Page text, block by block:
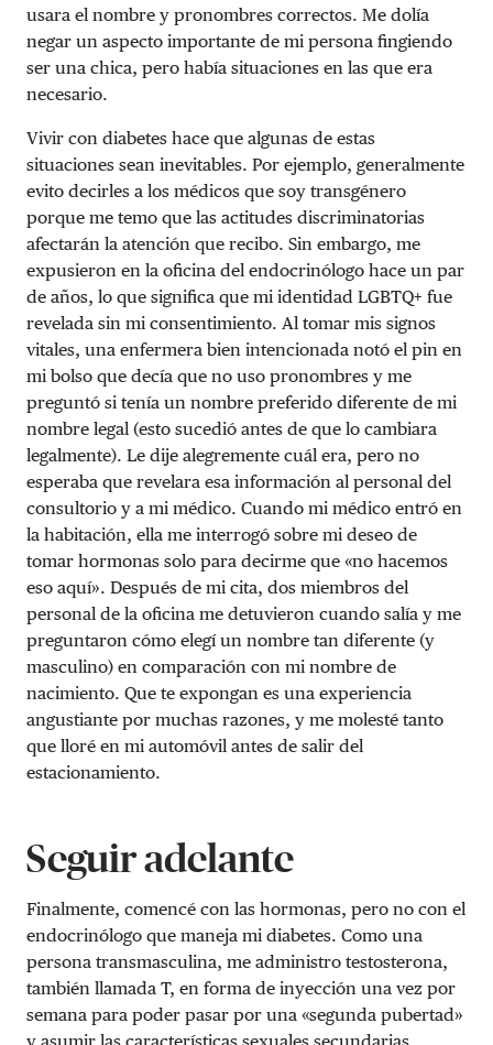
usara el nombre y pronombres correctos. Me dolía
negar un aspecto importante de mi persona fingiendo
ser una chica, pero había situaciones en las que era
necesario.
Vivir con diabetes hace que algunas de estas
situaciones sean inevitables. Por ejemplo, generalmente
evito decirles a los médicos que soy transgénero
porque me temo que las actitudes discriminatorias
afectarán la atención que recibo. Sin embargo, me
expusieron en la oficina del endocrinólogo hace un par
de años, lo que significa que mi identidad LGBTQ+ fue
revelada sin mi consentimiento. Al tomar mis signos
vitales, una enfermera bien intencionada notó el pin en
mi bolso que decía que no uso pronombres y me
preguntó si tenía un nombre preferido diferente de mi
nombre legal (esto sucedió antes de que lo cambiara
legalmente). Le dije alegremente cuál era, pero no
esperaba que revelara esa información al personal del
consultorio y a mi médico. Cuando mi médico entró en
la habitación, ella me interrogó sobre mi deseo de
tomar hormonas solo para decirme que «no hacemos
eso aquí». Después de mi cita, dos miembros del
personal de la oficina me detuvieron cuando salía y me
preguntaron cómo elegí un nombre tan diferente (y
masculino) en comparación con mi nombre de
nacimiento. Que te expongan es una experiencia
angustiante por muchas razones, y me molesté tanto
que lloré en mi automóvil antes de salir del
estacionamiento.
Seguir adelante
Finalmente, comencé con las hormonas, pero no con el
endocrinólogo que maneja mi diabetes. Como una
persona transmasculina, me administro testosterona,
también llamada T, en forma de inyección una vez por
semana para poder pasar por una «segunda pubertad»